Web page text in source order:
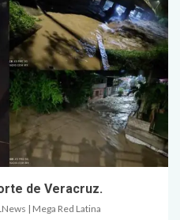
de Veracruz.
| Mega Red Latina